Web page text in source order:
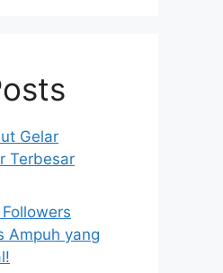
Gelar
Terbesar
Ampuh yang